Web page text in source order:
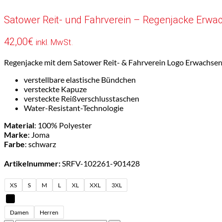
Satower Reit- und Fahrverein – Regenjacke
42,00€ inkl. MwSt.
Regenjacke mit dem Satower Reit- & Fahrverein Logo
verstellbare elastische Bündchen
versteckte Kapuze
versteckte Reißverschlusstaschen
Water-Resistant-Technologie
Material: 100% Polyester
Marke: Joma
Farbe: schwarz
Artikelnummer:SRFV-102261-901428
XS S M L XL XXL 3XL
Damen Herren